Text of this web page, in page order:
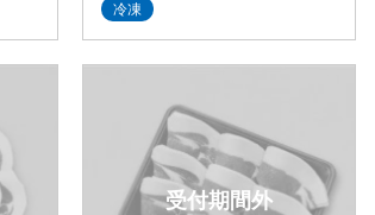
冷凍
受付期間外